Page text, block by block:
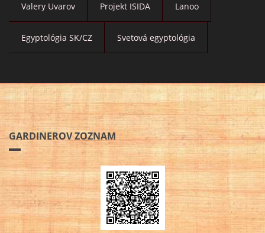
Valery Uvarov Projekt ISIDA Lanoo
Egyptológia SK/CZ Svetová egyptológia
GARDINEROV ZOZNAM